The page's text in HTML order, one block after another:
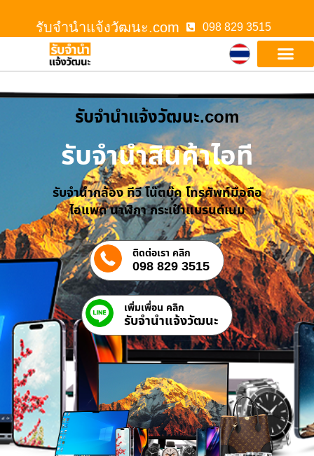
รับจํานําแจ้งวัฒนะ.com 098 829 3515
รับจํานําแจ้งวัฒนะ.com
รับจำนำสินค้าไอที
รับจำนำกล้อง ทีวี โน๊ตบุ๊ค โทรศัพท์มือถือ
ไอแพด นาฬิกา กระเป๋าแบรนด์เนม
ติดต่อเรา คลิก
098 829 3515
เพิ่มเพื่อน คลิก
รับจํานําแจ้งวัฒนะ